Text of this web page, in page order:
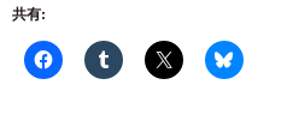
共有: